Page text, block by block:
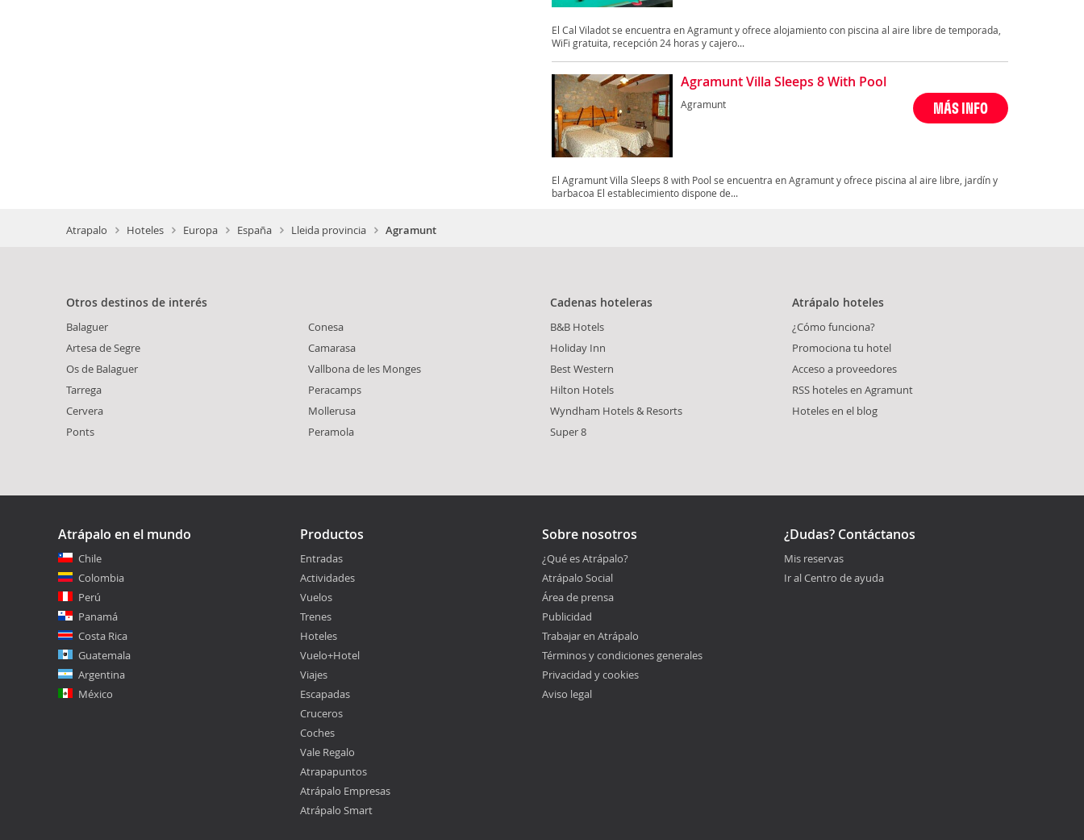
El Cal Viladot se encuentra en Agramunt y ofrece alojamiento con piscina al aire libre de temporada,
WiFi gratuita, recepción 24 horas y cajero...
Agramunt Villa Sleeps 8 With Pool
Agramunt MÁS INFO
El Agramunt Villa Sleeps 8 with Pool se encuentra en Agramunt y ofrece piscina al aire libre, jardín y
barbacoa El establecimiento dispone de...
Atrapalo Hoteles Europa España Lleida provincia Agramunt
Otros destinos de interés
Balaguer
Artesa de Segre
Os de Balaguer
Tarrega
Cervera
Ponts
Conesa
Camarasa
Vallbona de les Monges
Peracamps
Mollerusa
Peramola
Cadenas hoteleras
B&B Hotels
Holiday Inn
Best Western
Hilton Hotels
Wyndham Hotels & Resorts
Super 8
Atrápalo hoteles
¿Cómo funciona?
Promociona tu hotel
Acceso a proveedores
RSS hoteles en Agramunt
Hoteles en el blog
Atrápalo en el mundo
Chile
Colombia
Perú
Panamá
Costa Rica
Guatemala
Argentina
México
Productos
Entradas
Actividades
Vuelos
Trenes
Hoteles
Vuelo+Hotel
Viajes
Escapadas
Cruceros
Coches
Vale Regalo
Atrapapuntos
Atrápalo Empresas
Atrápalo Smart
Sobre nosotros
¿Qué es Atrápalo?
Atrápalo Social
Área de prensa
Publicidad
Trabajar en Atrápalo
Términos y condiciones generales
Privacidad y cookies
Aviso legal
¿Dudas? Contáctanos
Mis reservas
Ir al Centro de ayuda